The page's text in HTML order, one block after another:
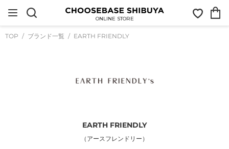
ONLINE STORE
お
気
カ
ー
TOP ブランド一覧 EARTH FRIENDLY
EARTH FRIENDLY
（アースフレンドリー）